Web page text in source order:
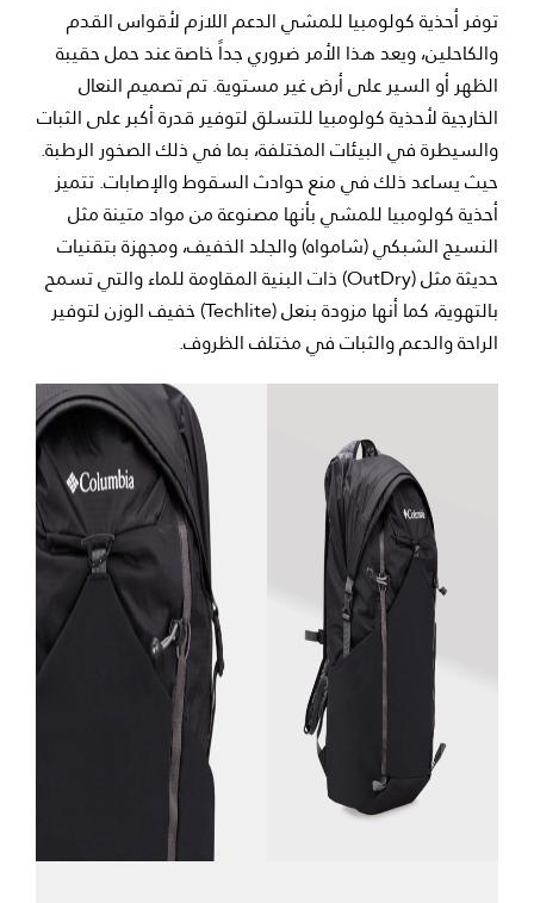
توفر أحذية كولومبيا للمشي الدعم اللازم لأقواس القدم
والكاحلين، ويعد هذا الأمر ضروري جداً خاصة عند حمل حقيبة
الظهر أو السير على أرض غير مستوية. تم تصميم النعال
الخارجية لأحذية كولومبيا للتسلق لتوفير قدرة أكبر على الثبات
والسيطرة في البيئات المختلفة، بما في ذلك الصخور الرطبة.
حيث يساعد ذلك في منع حوادث السقوط والإصابات. تتميز
أحذية كولومبيا للمشي بأنها مصنوعة من مواد متينة مثل
النسيج الشبكي (شامواه) والجلد الخفيف، ومجهزة بتقنيات
حديثة مثل (OutDry) ذات البنية المقاومة للماء والتي تسمح
بالتهوية، كما أنها مزودة بنعل (Techlite) خفيف الوزن لتوفير
الراحة والدعم والثبات في مختلف الظروف.